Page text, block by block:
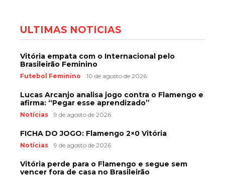
ÚLTIMAS NOTÍCIAS
Vitória empata com o Internacional pelo
Brasileirão Feminino
Futebol Feminino 10 de agosto de 2026
Lucas Arcanjo analisa jogo contra o Flamengo e
afirma: “Pegar esse aprendizado”
Notícias 9 de agosto de 2026
FICHA DO JOGO: Flamengo 2×0 Vitória
Notícias 9 de agosto de 2026
Vitória perde para o Flamengo e segue sem
vencer fora de casa no Brasileirão